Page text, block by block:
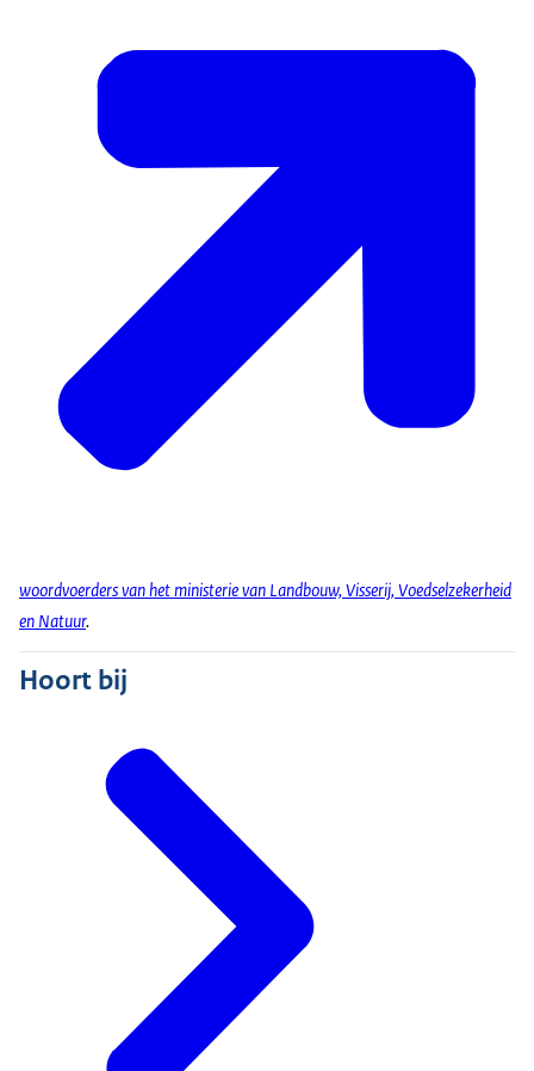
woordvoerders van het ministerie van Landbouw, Visserij, Voedselzekerheid
en Natuur.
Hoort bij